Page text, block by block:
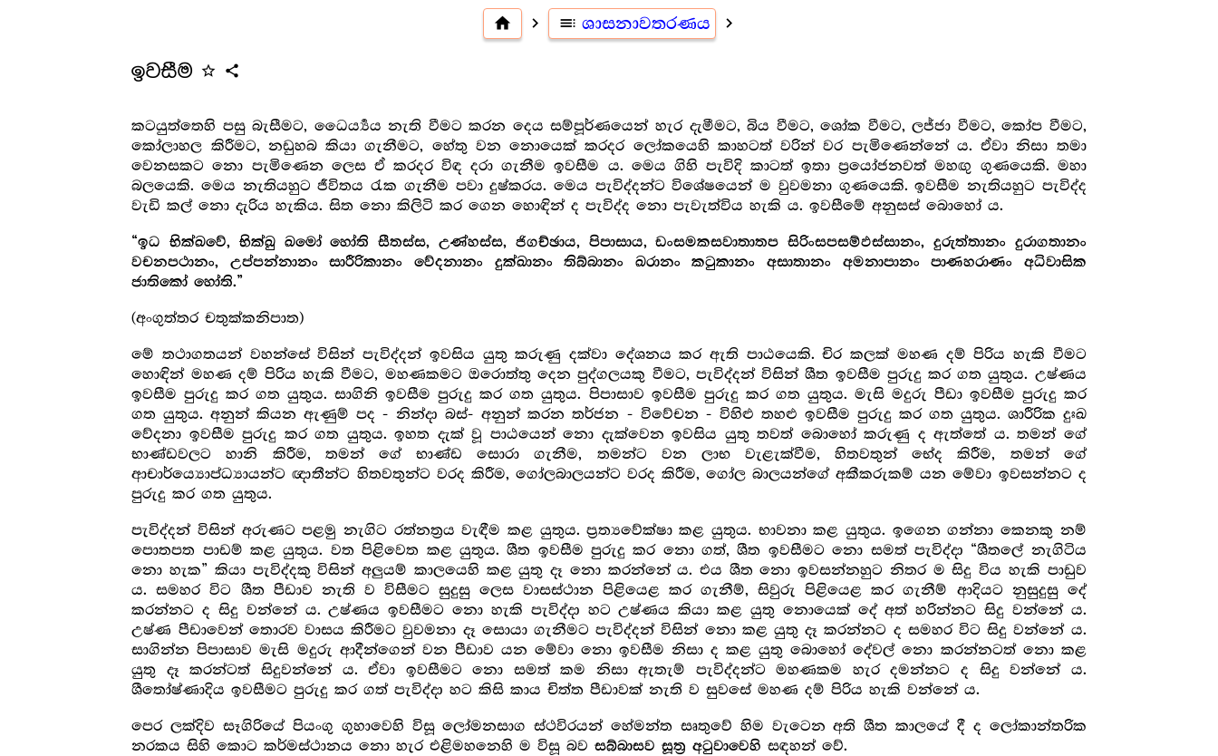
home navigate_next toc ශාසනාවතරණය navigate_next
ඉවසීම star_outline share
කටයුත්තෙහි පසු බැසීමට, ධෛර්‍ය්‍යය නැති වීමට කරන දෙය සම්පූර්ණයෙන් හැර දැමීමට, බිය වීමට, ශෝක වීමට, ලජ්ජා වීමට, කෝප වීමට,
කෝලාහල කිරීමට, නඩුහබ කියා ගැනීමට, හේතු වන නොයෙක් කරදර ලෝකයෙහි කාහටත් වරින් වර පැමිණෙන්නේ ය. ඒවා නිසා තමා
වෙනසකට නො පැමිණෙන ලෙස ඒ කරදර විඳ දරා ගැනීම ඉවසීම ය. මෙය ගිහි පැවිදි කාටත් ඉතා ප්‍රයෝජනවත් මහඟු ගුණයෙකි. මහා
බලයෙකි. මෙය නැතියහුට ජීවිතය රැක ගැනීම පවා දුෂ්කරය. මෙය පැවිද්දන්ට විශේෂයෙන් ම වුවමනා ගුණයෙකි. ඉවසීම නැතියහුට පැවිද්ද
වැඩි කල් නො දැරිය හැකිය. සිත නො කිලිටි කර ගෙන හොඳින් ද පැවිද්ද නො පැවැත්විය හැකි ය. ඉවසීමේ අනුසස් බොහෝ ය.
“ඉධ භික්ඛවේ, භික්ඛු ඛමෝ හෝති සීතස්ස, උණ්හස්ස, ජිගච්ඡාය, පිපාසාය, ඩංසමකසවාතාතප සිරිංසපසම්ඵස්සානං, දුරුත්තානං දුරාගතානං
වචනපථානං, උප්පන්නානං සාරීරිකානං වේදනානං දුක්ඛානං තිබ්බානං ඛරානං කටුකානං අසාතානං අමනාපානං පාණහරාණං අධිවාසික
ජාතිකෝ හෝති.”
(අංගුත්තර චතුක්කනිපාත)
මේ තථාගතයන් වහන්සේ විසින් පැවිද්දන් ඉවසිය යුතු කරුණු දක්වා දේශනය කර ඇති පාඨයෙකි. චිර කලක් මහණ දම් පිරිය හැකි වීමට
හොඳින් මහණ දම් පිරිය හැකි වීමට, මහණකමට ඔරොත්තු දෙන පුද්ගලයකු වීමට, පැවිද්දන් විසින් ශීත ඉවසීම පුරුදු කර ගත යුතුය. උෂ්ණය
ඉවසීම පුරුදු කර ගත යුතුය. සාගිනි ඉවසීම පුරුදු කර ගත යුතුය. පිපාසාව ඉවසීම පුරුදු කර ගත යුතුය. මැසි මදුරු පීඩා ඉවසීම පුරුදු කර
ගත යුතුය. අනුන් කියන ඇණුම් පද - නින්දා බස්- අනුන් කරන තර්ජන - විවේචන - විහිළු තහළු ඉවසීම පුරුදු කර ගත යුතුය. ශාරීරික දුඃඛ
වේදනා ඉවසීම පුරුදු කර ගත යුතුය. ඉහත දැක් වූ පාඨයෙන් නො දැක්වෙන ඉවසිය යුතු තවත් බොහෝ කරුණු ද ඇත්තේ ය. තමන් ගේ
භාණ්ඩවලට හානි කිරීම, තමන් ගේ භාණ්ඩ සොරා ගැනීම, තමන්ට වන ලාභ වැළැක්වීම, හිතවතුන් භේද කිරීම, තමන් ගේ
ආචාර්ය්‍යොප්ධ්‍යායන්ට ඥාතීන්ට හිතවතුන්ට වරද කිරීම, ගෝලබාලයන්ට වරද කිරීම, ගෝල බාලයන්ගේ අකීකරුකම් යන මේවා ඉවසන්නට ද
පුරුදු කර ගත යුතුය.
පැවිද්දන් විසින් අරුණට පළමු නැගිට රත්නත්‍ර‍ය වැඳීම කළ යුතුය. ප්‍ර‍ත්‍යවේක්ෂා කළ යුතුය. භාවනා කළ යුතුය. ඉගෙන ගන්නා කෙනකු නම්
පොතපත පාඩම් කළ යුතුය. වත පිළිවෙත කළ යුතුය. ශීත ඉවසීම පුරුදු කර නො ගත්, ශීත ඉවසීමට නො සමත් පැවිද්දා “ශීතලේ නැගිටිය
නො හැක” කියා පැවිද්දකු විසින් අලුයම් කාලයෙහි කළ යුතු දෑ නො කරන්නේ ය. එය ශීත නො ඉවසන්නහුට නිතර ම සිදු විය හැකි පාඩුව
ය. සමහර විට ශීත පීඩාව නැති ව විසීමට සුදුසු ලෙස වාසස්ථාන පිළියෙළ කර ගැනීම්, සිවුරු පිළියෙළ කර ගැනීම් ආදියට නුසුදුසු දේ
කරන්නට ද සිදු වන්නේ ය. උෂ්ණය ඉවසීමට නො හැකි පැවිද්දා හට උෂ්ණය කියා කළ යුතු නොයෙක් දේ අත් හරින්නට සිදු වන්නේ ය.
උෂ්ණ පීඩාවෙන් තොරව වාසය කිරීමට වුවමනා දෑ සොයා ගැනීමට පැවිද්දන් විසින් නො කළ යුතු දෑ කරන්නට ද සමහර විට සිදු වන්නේ ය.
සාගින්න පිපාසාව මැසි මදුරු ආදීන්ගෙන් වන පීඩාව යන මේවා නො ඉවසීම නිසා ද කළ යුතු බොහෝ දේවල් නො කරන්නටත් නො කළ
යුතු දෑ කරන්ටත් සිදුවන්නේ ය. ඒවා ඉවසීමට නො සමත් කම නිසා ඇතැම් පැවිද්දන්ට මහණකම හැර දමන්නට ද සිදු වන්නේ ය.
ශීතෝෂ්ණාදිය ඉවසීමට පුරුදු කර ගත් පැවිද්දා හට කිසි කාය චිත්ත පීඩාවක් නැති ව සුවසේ මහණ දම් පිරිය හැකි වන්නේ ය.
පෙර ලක්දිව සෑගිරියේ පියංගු ගුහාවෙහි විසූ ලෝමනසාග ස්ථවිරයන් හේමන්ත සෘතුවේ හිම වැටෙන අති ශීත කාලයේ දී ද ලෝකාන්තරික
නරකය සිහි කොට කර්මස්ථානය නො හැර එළිමහනෙහි ම විසූ බවසබ්බාසව සූත්‍ර‍ අටුවාවෙහි සඳහන් වේ.